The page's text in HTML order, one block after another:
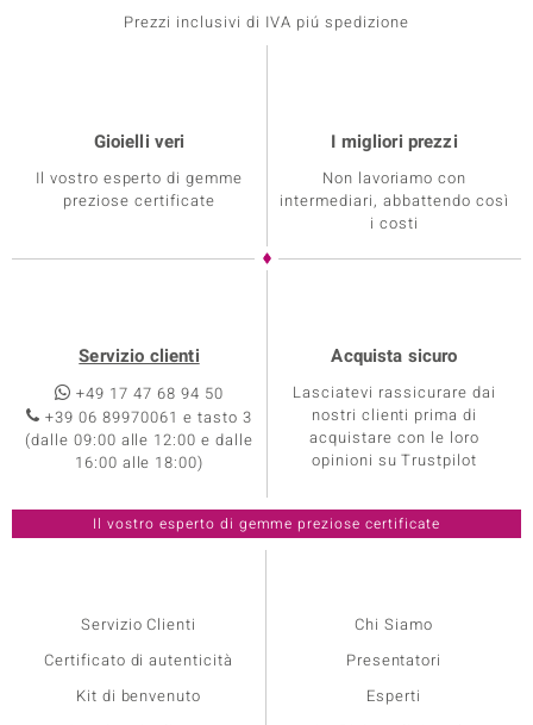
Prezzi inclusivi di IVA piú spedizione
Gioielli veri
Il vostro esperto di gemme
preziose certificate
I migliori prezzi
Non lavoriamo con
intermediari, abbattendo così
i costi
Servizio clienti
+49 17 47 68 94 50
+39 06 89970061 e tasto 3
(dalle 09:00 alle 12:00 e dalle
16:00 alle 18:00)
Acquista sicuro
Lasciatevi rassicurare dai
nostri clienti prima di
acquistare con le loro
opinioni su Trustpilot
Servizio Clienti
Certificato di autenticità
Kit di benvenuto
Chi Siamo
Presentatori
Esperti